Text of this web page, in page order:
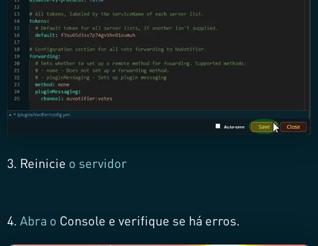
3. Reinicie o servidor
4. Abra o Console e verifique se há erros.